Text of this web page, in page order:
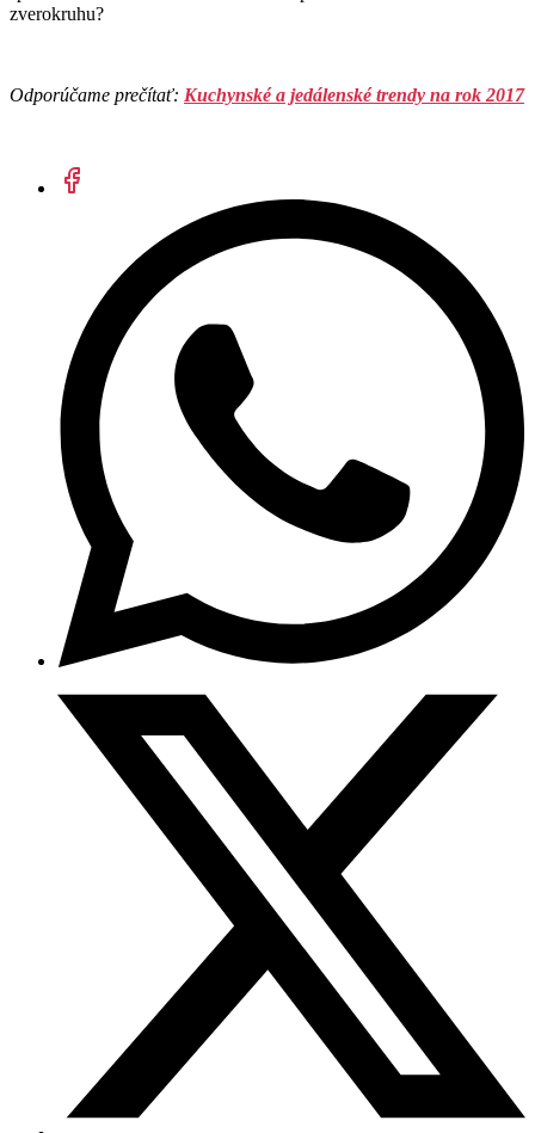
zverokruhu?
Odporúčame prečítať: Kuchynské a jedálenské trendy na rok 2017